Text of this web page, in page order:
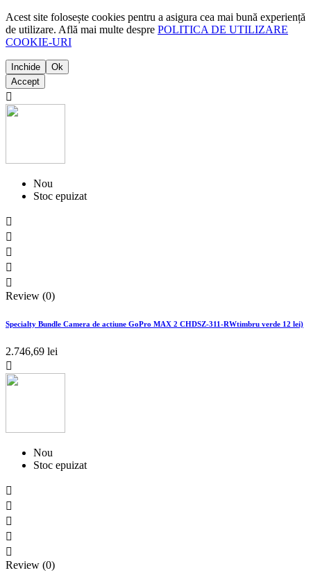
Acest site folosește cookies pentru a asigura cea mai bună experiență
de utilizare. Află mai multe despre POLITICA DE UTILIZARE
COOKIE-URI
Inchide
Ok
Accept

Nou
Stoc epuizat





Review (0)
Specialty Bundle Camera de actiune GoPro MAX 2 CHDSZ-311-RWtimbru verde 12 lei)
2.746,69 lei

Nou
Stoc epuizat





Review (0)